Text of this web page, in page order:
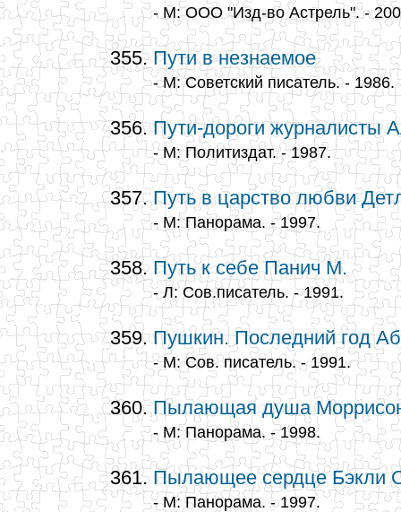
- М: ООО "Изд-во Астрель". -
Пути в незнаемое
- М: Советский писатель. - 1986.
Пути-дороги журналисты
- М: Политиздат. - 1987.
Путь в царство любви
- М: Панорама. - 1997.
Путь к себе Панич М.
- Л: Сов.писатель. - 1991.
Пушкин. Последний год
- М: Сов. писатель. - 1991.
Пылающая душа
- М: Панорама. - 1998.
Пылающее сердце Бэкли
- М: Панорама. - 1997.